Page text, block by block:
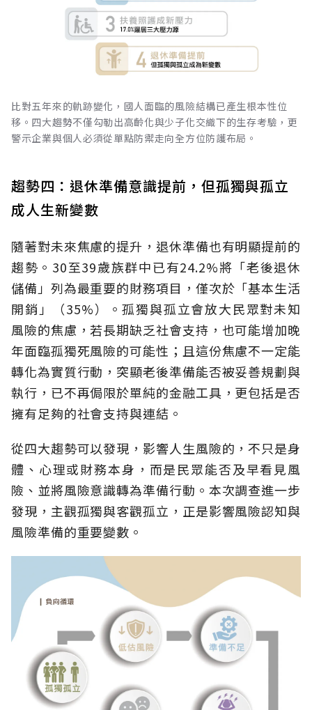
比對五年來的軌跡變化，國人面臨的風險結構已產生根本性位
移。四大趨勢不僅勾勒出高齡化與少子化交織下的生存考驗，更
警示企業與個人必須從單點防禦走向全方位防護布局。
趨勢四：退休準備意識提前，但孤獨與孤立
成人生新變數
隨著對未來焦慮的提升，退休準備也有明顯提前的
趨勢。30至39歲族群中已有24.2%將「老後退休
儲備」列為最重要的財務項目，僅次於「基本生活
開銷」（35%）。孤獨與孤立會放大民眾對未知
風險的焦慮，若長期缺乏社會支持，也可能增加晚
年面臨孤獨死風險的可能性；且這份焦慮不一定能
轉化為實質行動，突顯老後準備能否被妥善規劃與
執行，已不再侷限於單純的金融工具，更包括是否
擁有足夠的社會支持與連結。
從四大趨勢可以發現，影響人生風險的，不只是身
體、心理或財務本身，而是民眾能否及早看見風
險、並將風險意識轉為準備行動。本次調查進一步
發現，主觀孤獨與客觀孤立，正是影響風險認知與
風險準備的重要變數。